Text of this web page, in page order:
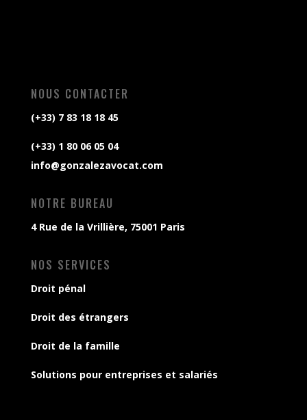
NOUS CONTACTER
(+33) 7 83 18 18 45
(+33) 1 80 06 05 04
info@gonzalezavocat.com
NOTRE BUREAU
4 Rue de la Vrillière, 75001 Paris
NOS SERVICES
Droit pénal
Droit des étrangers
Droit de la famille
Solutions pour entreprises et salariés